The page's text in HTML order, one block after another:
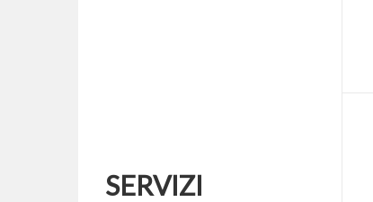
SERVIZI